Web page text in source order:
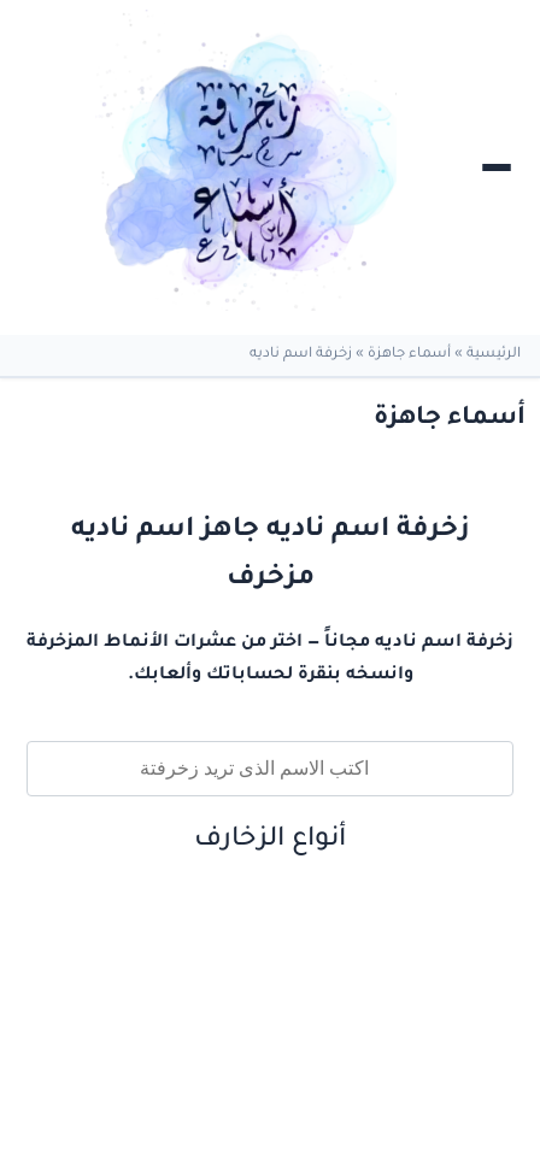
الرئيسية » أسماء جاهزة » زخرفة اسم ناديه
أسماء جاهزة
زخرفة اسم ناديه جاهز اسم ناديه
مزخرف
زخرفة اسم ناديه مجاناً — اختر من عشرات الأنماط المزخرفة
وانسخه بنقرة لحساباتك وألعابك.
أنواع الزخارف